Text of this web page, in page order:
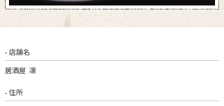
店舗名
居酒屋 凛
住所